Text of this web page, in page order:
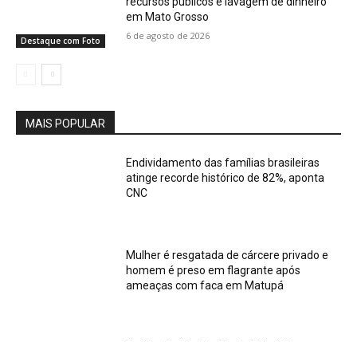
Destaque com Foto
em Mato Grosso
6 de agosto de 2026
MAIS POPULAR
Endividamento das famílias brasileiras
atinge recorde histórico de 82%, aponta
CNC
Mulher é resgatada de cárcere privado e
homem é preso em flagrante após
ameaças com faca em Matupá